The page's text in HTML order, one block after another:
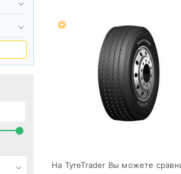
На TyreTrader Вы можете